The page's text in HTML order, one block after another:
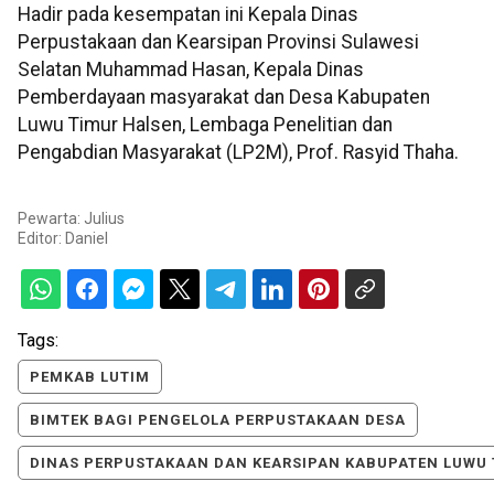
Hadir pada kesempatan ini Kepala Dinas
Perpustakaan dan Kearsipan Provinsi Sulawesi
Selatan Muhammad Hasan, Kepala Dinas
Pemberdayaan masyarakat dan Desa Kabupaten
Luwu Timur Halsen, Lembaga Penelitian dan
Pengabdian Masyarakat (LP2M), Prof. Rasyid Thaha.
Pewarta: Julius
Editor: Daniel
Tags:
PEMKAB LUTIM
BIMTEK BAGI PENGELOLA PERPUSTAKAAN DESA
DINAS PERPUSTAKAAN DAN KEARSIPAN KABUPATEN LUWU